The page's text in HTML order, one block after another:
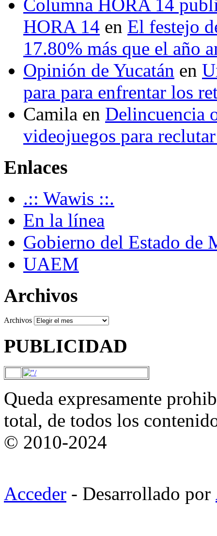
Columna HORA 14
HORA 14 en El festejo
17.80% más que el año
Opinión de Yucatán en
para para enfrentar los
Camila en Delincuencia
videojuegos para
Enlaces
.:: Wawis ::.
En la línea
Gobierno del Estado de
UAEM
Archivos
Archivos
PUBLICIDAD
Queda expresamente
total, de todos los
© 2010-2024
Acceder - Desarrollado por